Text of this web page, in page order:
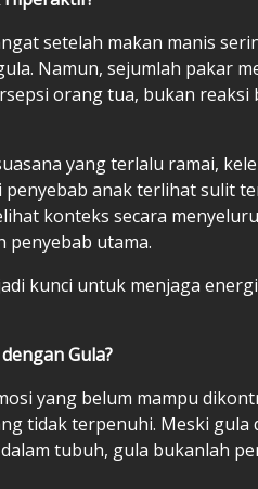
setelah makan manis
Namun, sejumlah pakar
orang tua, bukan reaksi
yang terlalu ramai,
anak terlihat sulit
konteks secara
penyebab utama.
kunci untuk menjaga
Gula?
yang belum mampu
tidak terpenuhi. Meski gula
tubuh, gula bukanlah